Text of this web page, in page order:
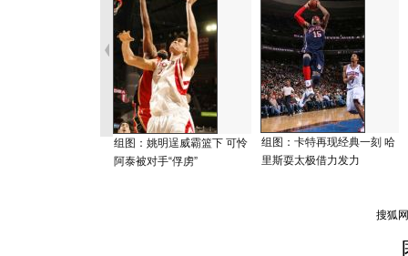
组图：姚明逞威霸篮下 可怜
阿泰被对手“俘虏”
组图：卡特再现经典一刻 哈
里斯耍太极借力发力